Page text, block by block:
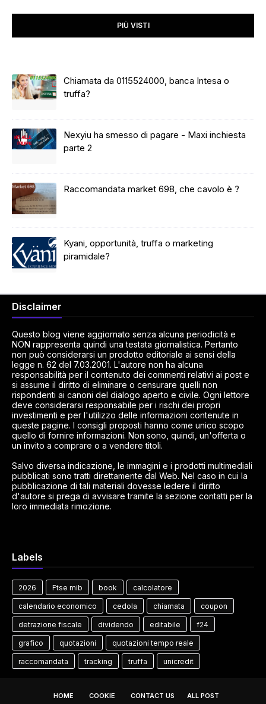
PIÙ VISTI
Chiamata da 0115524000, banca Intesa o
truffa?
Nexyiu ha smesso di pagare - Maxi inchiesta
parte 2
Raccomandata market 698, che cavolo è ?
Kyani, opportunità, truffa o marketing
piramidale?
Disclaimer
Questo blog viene aggiornato senza alcuna periodicità e
NON rappresenta quindi una testata giornalistica. Pertanto
non può considerarsi un prodotto editoriale ai sensi della
legge n. 62 del 7.03.2001. L'autore non ha alcuna
responsabilità per il contenuto dei commenti relativi ai post e
si assume il diritto di eliminare o censurare quelli non
rispondenti ai canoni del dialogo aperto e civile. Ogni lettore
deve considerarsi responsabile per i rischi dei propri
investimenti e per l'utilizzo delle informazioni contenute in
queste pagine. I consigli proposti hanno come unico scopo
quello di fornire informazioni. Non sono, quindi, un'offerta o
un invito a comprare o a vendere titoli.
Salvo diversa indicazione, le immagini e i prodotti multimediali
pubblicati sono tratti direttamente dal Web. Nel caso in cui la
pubblicazione di tali materiali dovesse ledere il diritto
d'autore si prega di avvisare tramite la sezione contatti per la
loro immediata rimozione.
Labels
2026 Ftse mib book calcolatore
calendario economico cedola chiamata coupon
detrazione fiscale dividendo editabile f24
grafico quotazioni quotazioni tempo reale
raccomandata tracking truffa unicredit
HOME COOKIE CONTACT US ALL POST